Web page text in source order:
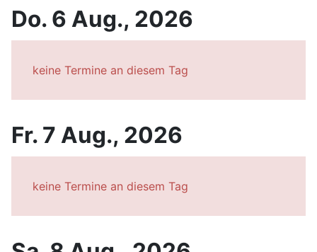
Do. 6 Aug., 2026
keine Termine an diesem Tag
Fr. 7 Aug., 2026
keine Termine an diesem Tag